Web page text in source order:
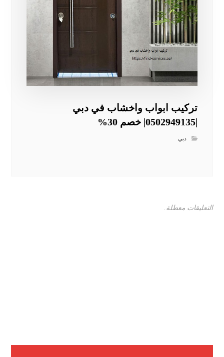
تركيب ابواب واخشاب في دبي
|0502949135| خصم 30%
دبي
التعليقات معطلة.